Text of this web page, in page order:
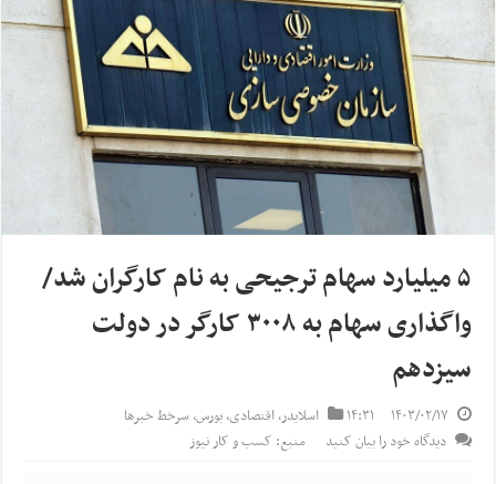
۵ میلیارد سهام ترجیحی به نام کارگران شد/
واگذاری سهام به ۳۰۰۸ کارگر در دولت
سیزدهم
۱۴۰۳/۰۲/۱۷ ۱۴:۳۱ اسلایدر,اقتصادی,بورس,سرخط خبرها
دیدگاه خود را بیان کنید
منبع: کسب و کار نیوز